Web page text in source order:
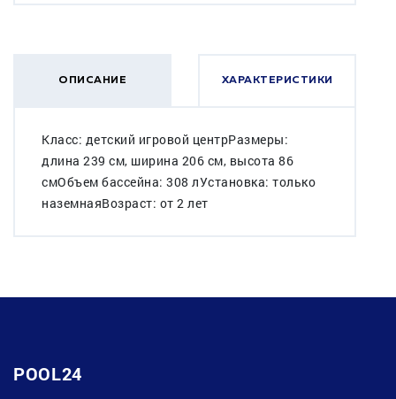
ОПИСАНИЕ ХАРАКТЕРИСТИКИ
Класс: детский игровой центрРазмеры:
длина 239 см, ширина 206 см, высота 86
смОбъем бассейна: 308 лУстановка: только
наземнаяВозраст: от 2 лет
POOL24